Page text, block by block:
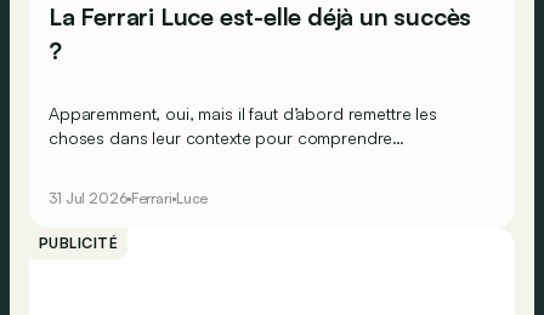
La Ferrari Luce est-elle déjà un succès
?
Apparemment, oui, mais il faut d’abord remettre les
choses dans leur contexte pour comprendre
31 Jul 2026 Ferrari Luce
PUBLICITÉ